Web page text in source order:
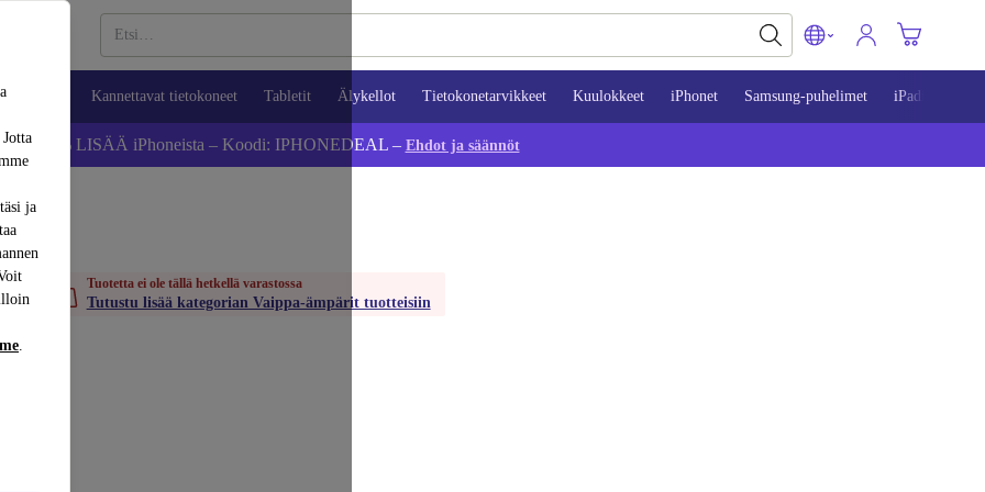
ja
.
Kannettavat tietokoneet Tabletit Älykellot Tietokonetarvikkeet Kuulokkeet iPhonet Samsung-puhelimet iPadit
5 % LISÄÄ iPhoneista – Koodi: IPHONEDEAL – Ehdot ja säännöt
Tuotetta ei ole tällä hetkellä varastossa
Tutustu lisää kategorian Vaippa-ämpärit tuotteisiin